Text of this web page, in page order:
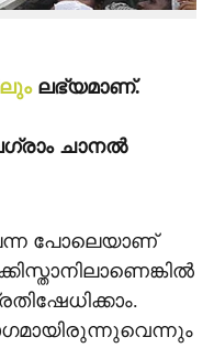
ലഭ്യമാണ്.
ചാനല്‍
പോലെയാണ്